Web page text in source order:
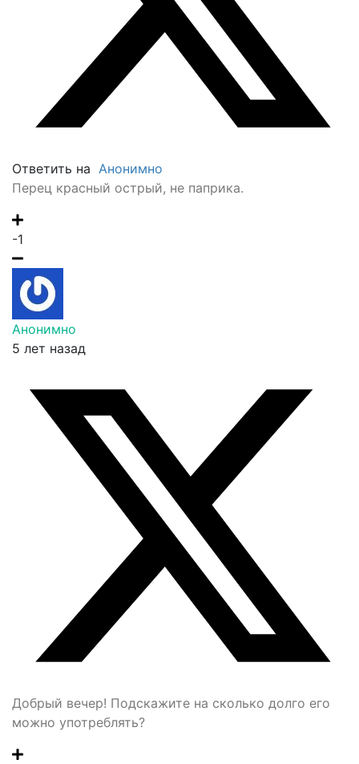
Ответить на Анонимно
Перец красный острый, не паприка.
-1
Анонимно
5 лет назад
Добрый вечер! Подскажите на сколько долго его
можно употреблять?